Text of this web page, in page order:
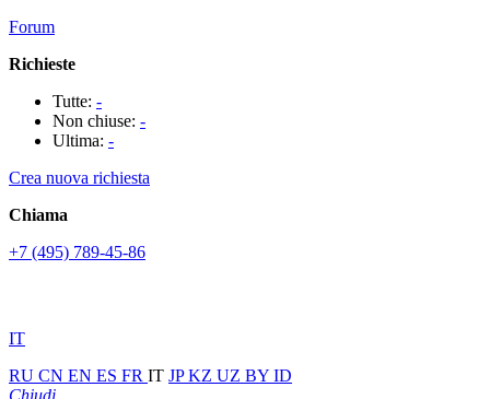
Forum
Richieste
Tutte: -
Non chiuse: -
Ultima: -
Crea nuova richiesta
Chiama
+7 (495) 789-45-86
IT
RU CN EN ES FR IT JPKZ UZ BY ID
Chiudi